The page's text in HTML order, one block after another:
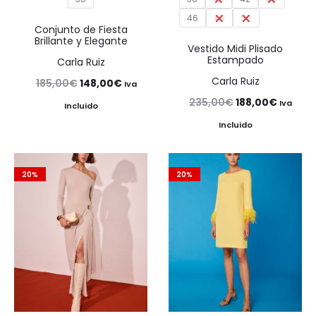
Conjunto de Fiesta
Brillante y Elegante
Carla Ruiz
185,00€El
precio
185,00€.
148,00€El
148,00€.
Iva
Incluido
46
48 50
Vestido Midi Plisado
Estampado
Carla Ruiz
235,00€El
precio
era:
235,00€.
188,00€ElIva
Incluido
20% 20%